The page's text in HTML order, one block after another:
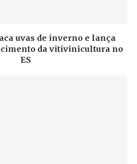
uvas de inverno e lança
da vitivinicultura no
ES